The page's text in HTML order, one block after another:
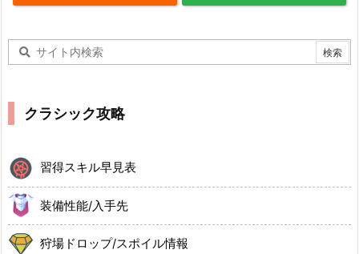
クラシック攻略
習得スキル早見表
装備性能/入手先
狩場ドロップ/スポイル情報